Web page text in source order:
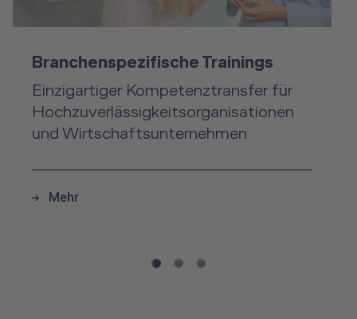
Branchenspezifische Trainings
Einzigartiger Kompetenztransfer für
Hochzuverlässigkeitsorganisationen
und Wirtschaftsunternehmen
Mehr